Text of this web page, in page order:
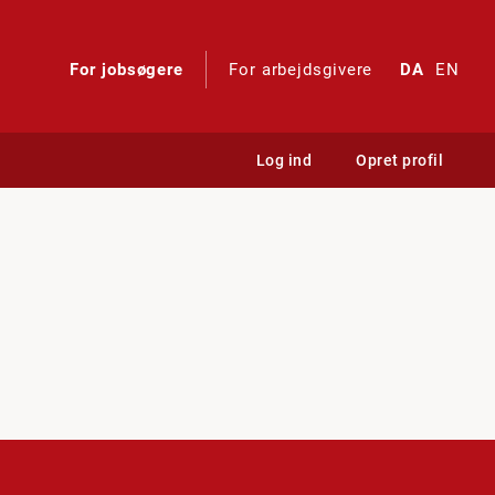
For jobsøgere For arbejdsgivere DA EN
Log ind Opret profil